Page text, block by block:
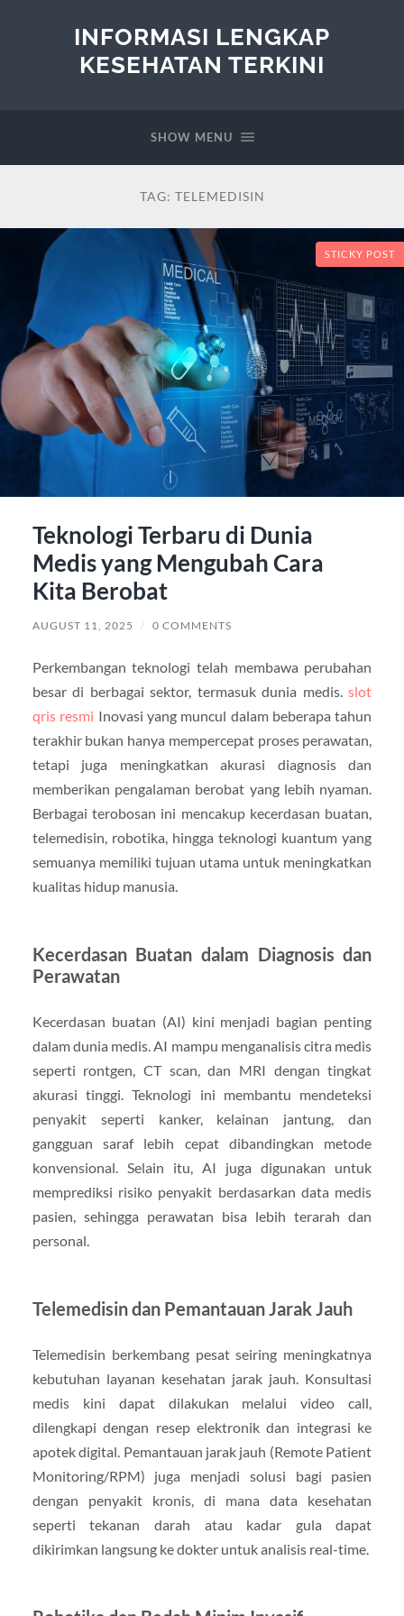
INFORMASI LENGKAP
KESEHATAN TERKINI
SHOW MENU
TAG: TELEMEDISIN
STICKY POST
Teknologi Terbaru di Dunia
Medis yang Mengubah Cara
Kita Berobat
AUGUST 11, 2025 / 0 COMMENTS
Perkembangan teknologi telah membawa perubahan
besar di berbagai sektor, termasuk dunia medis.slot
qris resmi Inovasi yang muncul dalam beberapa tahun
terakhir bukan hanya mempercepat proses perawatan,
tetapi juga meningkatkan akurasi diagnosis dan
memberikan pengalaman berobat yang lebih nyaman.
Berbagai terobosan ini mencakup kecerdasan buatan,
telemedisin, robotika, hingga teknologi kuantum yang
semuanya memiliki tujuan utama untuk meningkatkan
kualitas hidup manusia.
Kecerdasan Buatan dalam Diagnosis dan
Perawatan
Kecerdasan buatan (AI) kini menjadi bagian penting
dalam dunia medis. AI mampu menganalisis citra medis
seperti rontgen, CT scan, dan MRI dengan tingkat
akurasi tinggi. Teknologi ini membantu mendeteksi
penyakit seperti kanker, kelainan jantung, dan
gangguan saraf lebih cepat dibandingkan metode
konvensional. Selain itu, AI juga digunakan untuk
memprediksi risiko penyakit berdasarkan data medis
pasien, sehingga perawatan bisa lebih terarah dan
personal.
Telemedisin dan Pemantauan Jarak Jauh
Telemedisin berkembang pesat seiring meningkatnya
kebutuhan layanan kesehatan jarak jauh. Konsultasi
medis kini dapat dilakukan melalui video call,
dilengkapi dengan resep elektronik dan integrasi ke
apotek digital. Pemantauan jarak jauh (Remote Patient
Monitoring/RPM) juga menjadi solusi bagi pasien
dengan penyakit kronis, di mana data kesehatan
seperti tekanan darah atau kadar gula dapat
dikirimkan langsung ke dokter untuk analisis real-time.